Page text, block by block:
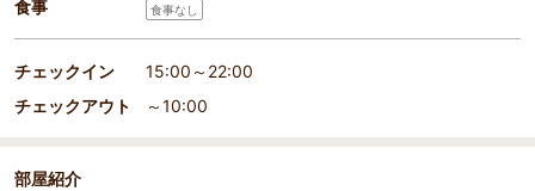
食事 食事なし
チェックイン
15:00～22:00
チェックアウト
～10:00
部屋紹介